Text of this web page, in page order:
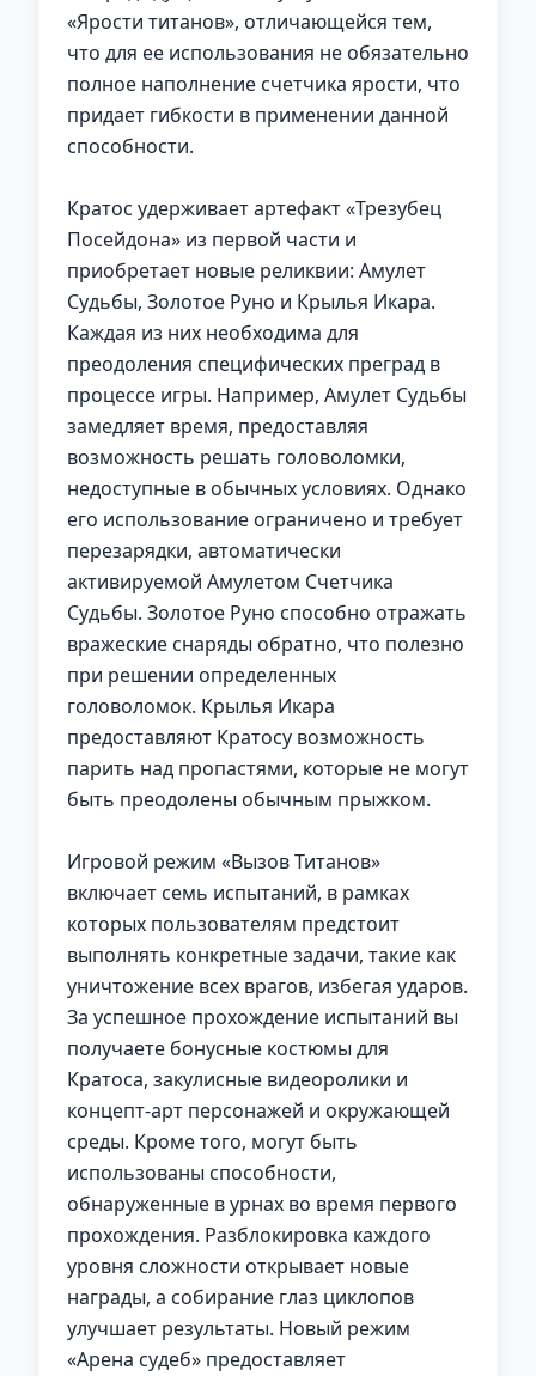
«Ярости титанов», отличающейся тем,
что для ее использования не обязательно
полное наполнение счетчика ярости, что
придает гибкости в применении данной
способности.
Кратос удерживает артефакт «Трезубец
Посейдона» из первой части и
приобретает новые реликвии: Амулет
Судьбы, Золотое Руно и Крылья Икара.
Каждая из них необходима для
преодоления специфических преград в
процессе игры. Например, Амулет Судьбы
замедляет время, предоставляя
возможность решать головоломки,
недоступные в обычных условиях. Однако
его использование ограничено и требует
перезарядки, автоматически
активируемой Амулетом Счетчика
Судьбы. Золотое Руно способно отражать
вражеские снаряды обратно, что полезно
при решении определенных
головоломок. Крылья Икара
предоставляют Кратосу возможность
парить над пропастями, которые не могут
быть преодолены обычным прыжком.
Игровой режим «Вызов Титанов»
включает семь испытаний, в рамках
которых пользователям предстоит
выполнять конкретные задачи, такие как
уничтожение всех врагов, избегая ударов.
За успешное прохождение испытаний вы
получаете бонусные костюмы для
Кратоса, закулисные видеоролики и
концепт-арт персонажей и окружающей
среды. Кроме того, могут быть
использованы способности,
обнаруженные в урнах во время первого
прохождения. Разблокировка каждого
уровня сложности открывает новые
награды, а собирание глаз циклопов
улучшает результаты. Новый режим
«Арена судеб» предоставляет